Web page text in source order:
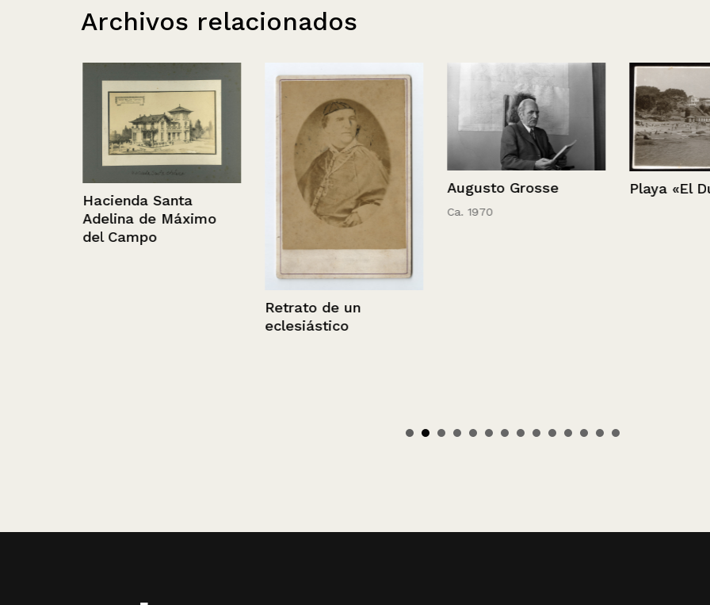
Archivos relacionados
Hacienda Santa
Adelina de Máximo
del Campo
Retrato de un
eclesiástico
Augusto Grosse
Ca. 1970
Playa «El